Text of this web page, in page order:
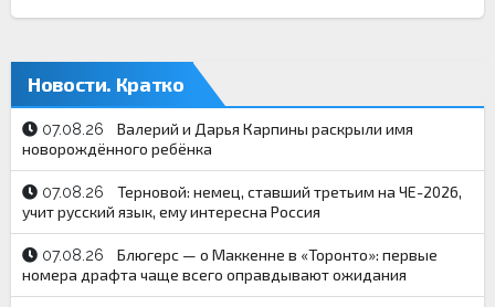
Новости. Кратко
07.08.26
Валерий и Дарья Карпины раскрыли имя
новорождённого ребёнка
07.08.26
Терновой: немец, ставший третьим на ЧЕ-2026,
учит русский язык, ему интересна Россия
07.08.26
Блюгерс — о Маккенне в «Торонто»: первые
номера драфта чаще всего оправдывают ожидания